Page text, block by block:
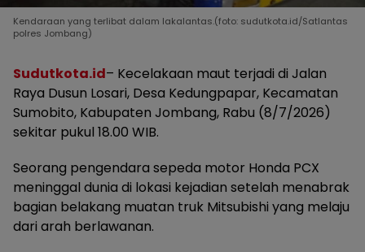
Kendaraan yang terlibat dalam lakalantas.(foto: sudutkota.id/Satlantas
polres Jombang)
Sudutkota.id– Kecelakaan maut terjadi di Jalan
Raya Dusun Losari, Desa Kedungpapar, Kecamatan
Sumobito, Kabupaten Jombang, Rabu (8/7/2026)
sekitar pukul 18.00 WIB.
Seorang pengendara sepeda motor Honda PCX
meninggal dunia di lokasi kejadian setelah menabrak
bagian belakang muatan truk Mitsubishi yang melaju
dari arah berlawanan.